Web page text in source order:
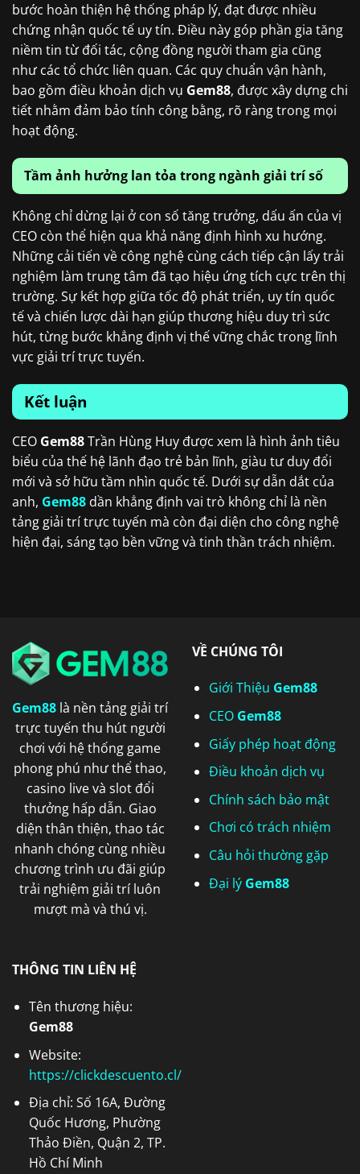
bước hoàn thiện hệ thống pháp lý, đạt được nhiều
chứng nhận quốc tế uy tín. Điều này góp phần gia tăng
niềm tin từ đối tác, cộng đồng người tham gia cũng
như các tổ chức liên quan. Các quy chuẩn vận hành,
bao gồm điều khoản dịch vụ Gem88, được xây dựng chi
tiết nhằm đảm bảo tính công bằng, rõ ràng trong mọi
hoạt động.
Tầm ảnh hưởng lan tỏa trong ngành giải trí số
Không chỉ dừng lại ở con số tăng trưởng, dấu ấn của vị
CEO còn thể hiện qua khả năng định hình xu hướng.
Những cải tiến về công nghệ cùng cách tiếp cận lấy trải
nghiệm làm trung tâm đã tạo hiệu ứng tích cực trên thị
trường. Sự kết hợp giữa tốc độ phát triển, uy tín quốc
tế và chiến lược dài hạn giúp thương hiệu duy trì sức
hút, từng bước khẳng định vị thế vững chắc trong lĩnh
vực giải trí trực tuyến.
Kết luận
CEO Gem88Trần Hùng Huy được xem là hình ảnh tiêu
biểu của thế hệ lãnh đạo trẻ bản lĩnh, giàu tư duy đổi
mới và sở hữu tầm nhìn quốc tế. Dưới sự dẫn dắt của
anh, Gem88 dần khẳng định vai trò không chỉ là nền
tảng giải trí trực tuyến mà còn đại diện cho công nghệ
hiện đại, sáng tạo bền vững và tinh thần trách nhiệm.
Gem88 là nền tảng giải trí
trực tuyến thu hút người
chơi với hệ thống game
phong phú như thể thao,
casino live và slot đổi
thưởng hấp dẫn. Giao
diện thân thiện, thao tác
nhanh chóng cùng nhiều
chương trình ưu đãi giúp
trải nghiệm giải trí luôn
mượt mà và thú vị.
VỀ CHÚNG TÔI
Giới Thiệu Gem88
CEO Gem88
Giấy phép hoạt động
Điều khoản dịch vụ
Chính sách bảo mật
Chơi có trách nhiệm
Câu hỏi thường gặp
Đại lý Gem88
THÔNG TIN LIÊN HỆ
Tên thương hiệu:
Gem88
Website:
https://clickdescuento.cl/
Địa chỉ: Số 16A, Đường
Quốc Hương, Phường
Thảo Điền, Quận 2, TP.
Hồ Chí Minh